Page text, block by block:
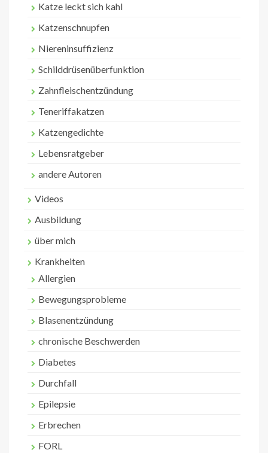
Katze leckt sich kahl
Katzenschnupfen
Niereninsuffizienz
Schilddrüsenüberfunktion
Zahnfleischentzündung
Teneriffakatzen
Katzengedichte
Lebensratgeber
andere Autoren
Videos
Ausbildung
über mich
Krankheiten
Allergien
Bewegungsprobleme
Blasenentzündung
chronische Beschwerden
Diabetes
Durchfall
Epilepsie
Erbrechen
FORL